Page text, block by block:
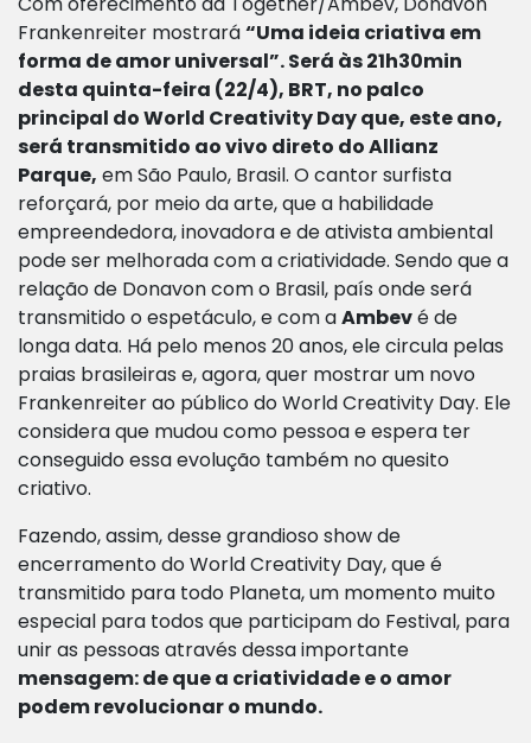
Frankenreiter mostrará“Uma ideia criativa em
forma de amor universal”. Será às 21h30min
desta quinta-feira (22/4), BRT, no palco
principal do World Creativity Day que, este ano,
será transmitido ao vivo direto do Allianz
Parque, em São Paulo, Brasil. O cantor surfista
reforçará, por meio da arte, que a habilidade
empreendedora, inovadora e de ativista ambiental
pode ser melhorada com a criatividade. Sendo que a
relação de Donavon com o Brasil, país onde será
transmitido o espetáculo, e com aAmbevé de
longa data. Há pelo menos 20 anos, ele circula pelas
praias brasileiras e, agora, quer mostrar um novo
Frankenreiter ao público do World Creativity Day. Ele
considera que mudou como pessoa e espera ter
conseguido essa evolução também no quesito
criativo.
Fazendo, assim, desse grandioso show de
encerramento do World Creativity Day, que é
transmitido para todo Planeta, um momento muito
especial para todos que participam do Festival, para
unir as pessoas através dessa importante
mensagem: de que a criatividade e o amor
podem revolucionar o mundo.